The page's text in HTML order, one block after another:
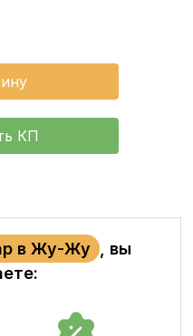
КП
в Жу-Жу
, вы